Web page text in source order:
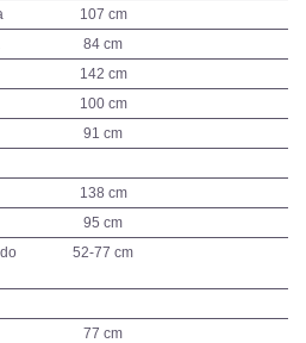
107 cm
84 cm
142 cm
100 cm
91 cm
138 cm
95 cm
52-77 cm
77 cm